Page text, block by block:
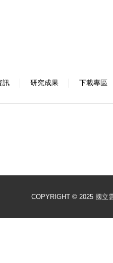
訊 研究成果 下載專區
COPYRIGHT © 2025 國立